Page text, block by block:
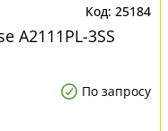
25184
A2111PL-3SS
По запросу